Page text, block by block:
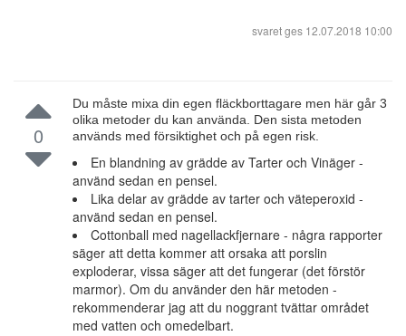
svaret ges 12.07.2018 10:00
0
Du måste mixa din egen fläckborttagare men här går 3
olika metoder du kan använda. Den sista metoden
används med försiktighet och på egen risk.
En blandning av grädde av Tarter och Vinäger -
använd sedan en pensel.
Lika delar av grädde av tarter och väteperoxid -
använd sedan en pensel.
Cottonball med nagellackfjernare - några rapporter
säger att detta kommer att orsaka att porslin
exploderar, vissa säger att det fungerar (det förstör
marmor). Om du använder den här metoden -
rekommenderar jag att du noggrant tvättar området
med vatten och omedelbart.